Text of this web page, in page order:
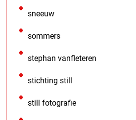
sneeuw
sommers
stephan vanfleteren
stichting still
still fotografie